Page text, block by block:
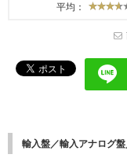
平均：
輸入盤／輸入アナログ